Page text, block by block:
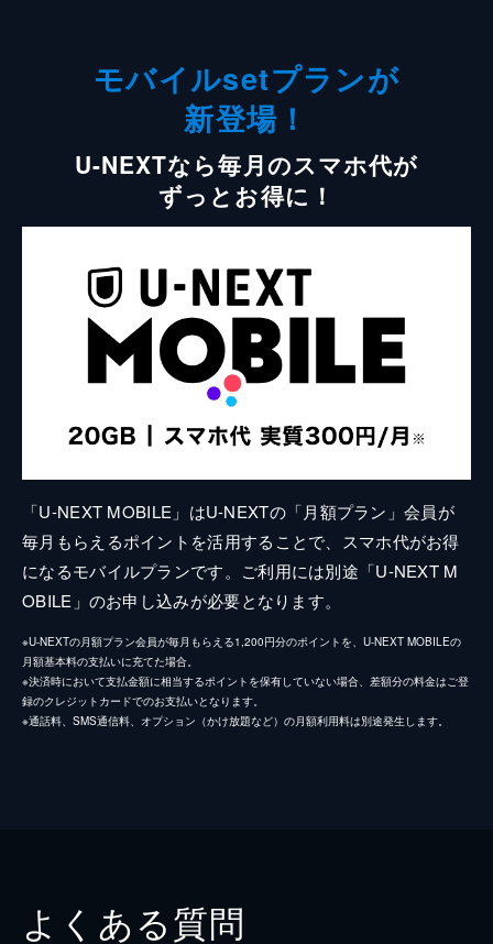
モバイルsetプランが
新登場！
U-NEXTなら毎月のスマホ代が
ずっとお得に！
「U-NEXT MOBILE」はU-NEXTの「月額プラン」会員が
毎月もらえるポイントを活用することで、スマホ代がお得
になるモバイルプランです。ご利用には別途「U-NEXT M
OBILE」のお申し込みが必要となります。
※U-NEXTの月額プラン会員が毎月もらえる1,200円分のポイントを、U-NEXT MOBILEの
月額基本料の支払いに充てた場合。
※決済時において支払金額に相当するポイントを保有していない場合、差額分の料金はご登
録のクレジットカードでのお支払いとなります。
※通話料、SMS通信料、オプション（かけ放題など）の月額利用料は別途発生します。
よくある質問